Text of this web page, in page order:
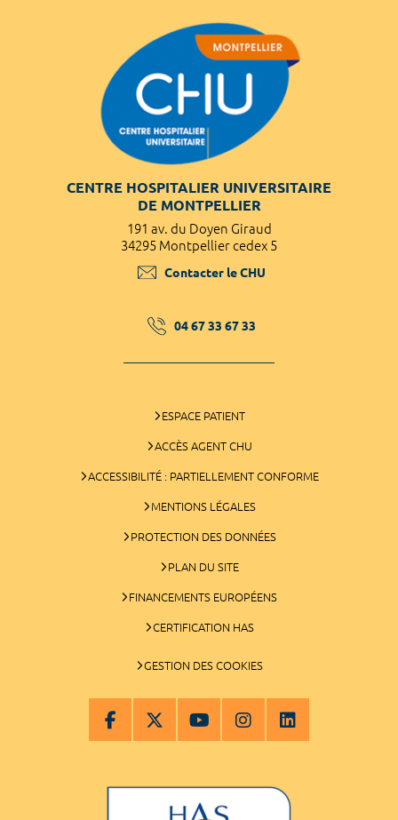
CENTRE HOSPITALIER UNIVERSITAIRE
DE MONTPELLIER
191 av. du Doyen Giraud
34295 Montpellier cedex 5
Contacter le CHU
04 67 33 67 33
ESPACE PATIENT
ACCÈS AGENT CHU
ACCESSIBILITÉ : PARTIELLEMENT CONFORME
MENTIONS LÉGALES
PROTECTION DES DONNÉES
PLAN DU SITE
FINANCEMENTS EUROPÉENS
CERTIFICATION HAS
GESTION DES COOKIES